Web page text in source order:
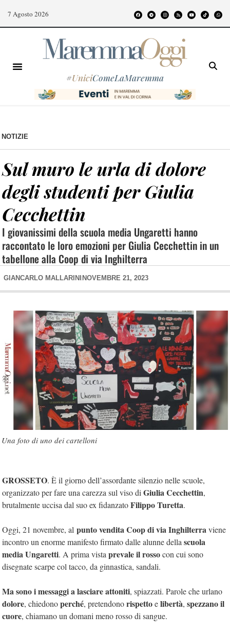
7 Agosto 2026
#UniciComeLaMaremma
NOTIZIE
Sul muro le urla di dolore
degli studenti per Giulia
Cecchettin
I giovanissimi della scuola media Ungaretti hanno
raccontato le loro emozioni per Giulia Cecchettin in un
tabellone alla Coop di via Inghilterra
GIANCARLO MALLARINI NOVEMBRE 21, 2023
Una foto di uno dei cartelloni
GROSSETO. È il giorno dell’assordante silenzio nelle scuole,
organizzato per fare una carezza sul viso di Giulia Cecchettin,
brutalmente uccisa dal suo ex fidanzatoFilippo Turetta.
Oggi, 21 novembre, al punto vendita Coop di via Inghilterraviene
incontro un enorme manifesto firmato dalle alunne della scuola
media Ungaretti. A prima vista prevale il rossocon cui sono
disegnate scarpe col tacco, da ginnastica, sandali.
Ma sono i messaggi a lasciare attoniti, spiazzati. Parole che urlano
dolore, chiedonoperché, pretendonorispettoelibertà, spezzano il
cuore, chiamano un domani meno rosso di sangue.